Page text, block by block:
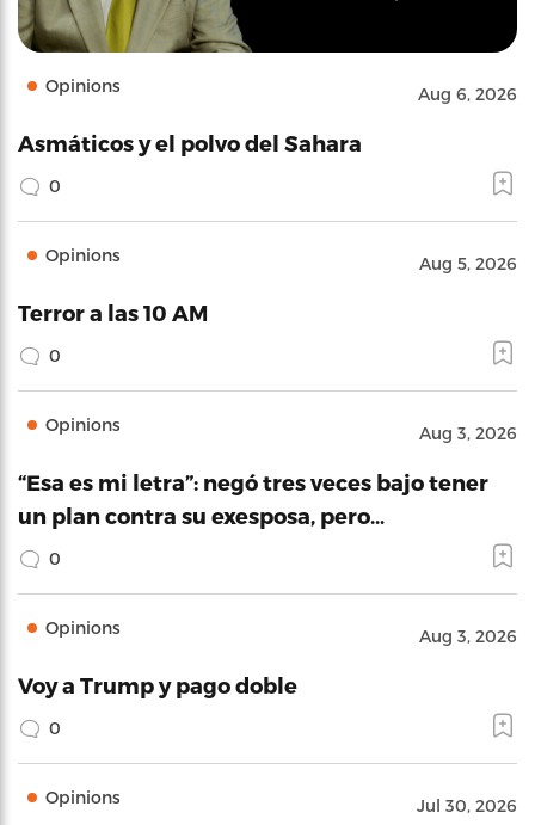
Opinions Aug 6, 2026
Asmáticos y el polvo del Sahara
0
Opinions Aug 5, 2026
Terror a las 10 AM
0
Opinions Aug 3, 2026
“Esa es mi letra”: negó tres veces bajo tener
un plan contra su exesposa, pero…
0
Opinions Aug 3, 2026
Voy a Trump y pago doble
0
Opinions Jul 30, 2026